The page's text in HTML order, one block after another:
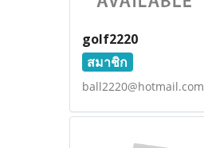
golf2220
สมาชิก
ball2220@hotmail.com